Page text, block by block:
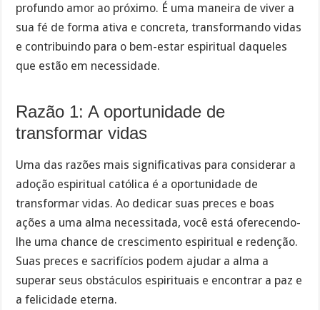
profundo amor ao próximo. É uma maneira de viver a
sua fé de forma ativa e concreta, transformando vidas
e contribuindo para o bem-estar espiritual daqueles
que estão em necessidade.
Razão 1: A oportunidade de
transformar vidas
Uma das razões mais significativas para considerar a
adoção espiritual católica é a oportunidade de
transformar vidas. Ao dedicar suas preces e boas
ações a uma alma necessitada, você está oferecendo-
lhe uma chance de crescimento espiritual e redenção.
Suas preces e sacrifícios podem ajudar a alma a
superar seus obstáculos espirituais e encontrar a paz e
a felicidade eterna.